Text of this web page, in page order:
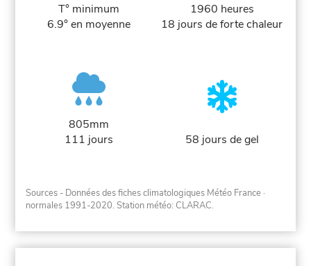
T° minimum
6.9° en moyenne
1960 heures
18 jours de forte chaleur
805mm
111 jours
58 jours de gel
Sources - Données des fiches climatologiques Météo France ·
normales 1991-2020. Station météo: CLARAC.